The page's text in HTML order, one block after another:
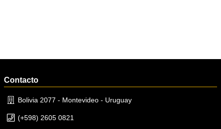
Contacto
Bolivia 2077 - Montevideo - Uruguay
(+598) 2605 0821